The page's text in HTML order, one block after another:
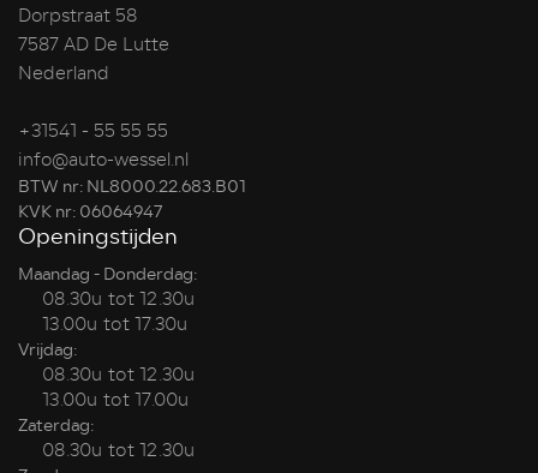
Dorpstraat 58
7587 AD De Lutte
Nederland
+31541 - 55 55 55
info@auto-wessel.nl
BTW nr: NL8000.22.683.B01
KVK nr: 06064947
Openingstijden
Maandag - Donderdag:
08.30u tot 12.30u
13.00u tot 17.30u
Vrijdag:
08.30u tot 12.30u
13.00u tot 17.00u
Zaterdag:
08.30u tot 12.30u